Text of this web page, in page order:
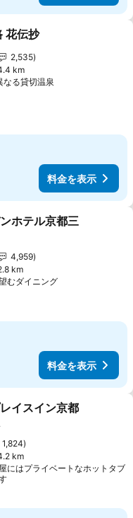
りに追加
花伝抄
2,535
km
なる貸切温泉料金を表示
料金を表示
りに追加
ホテル京都三
4,959
km
むダイニング
料金を表示
りに追加
イスイン京都
1,824
km
にはプライベートなホットタブ